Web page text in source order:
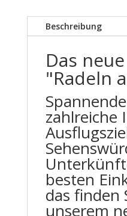
Beschreibung
Das
"Radeln
zahlreiche
besten
das finden
unserem